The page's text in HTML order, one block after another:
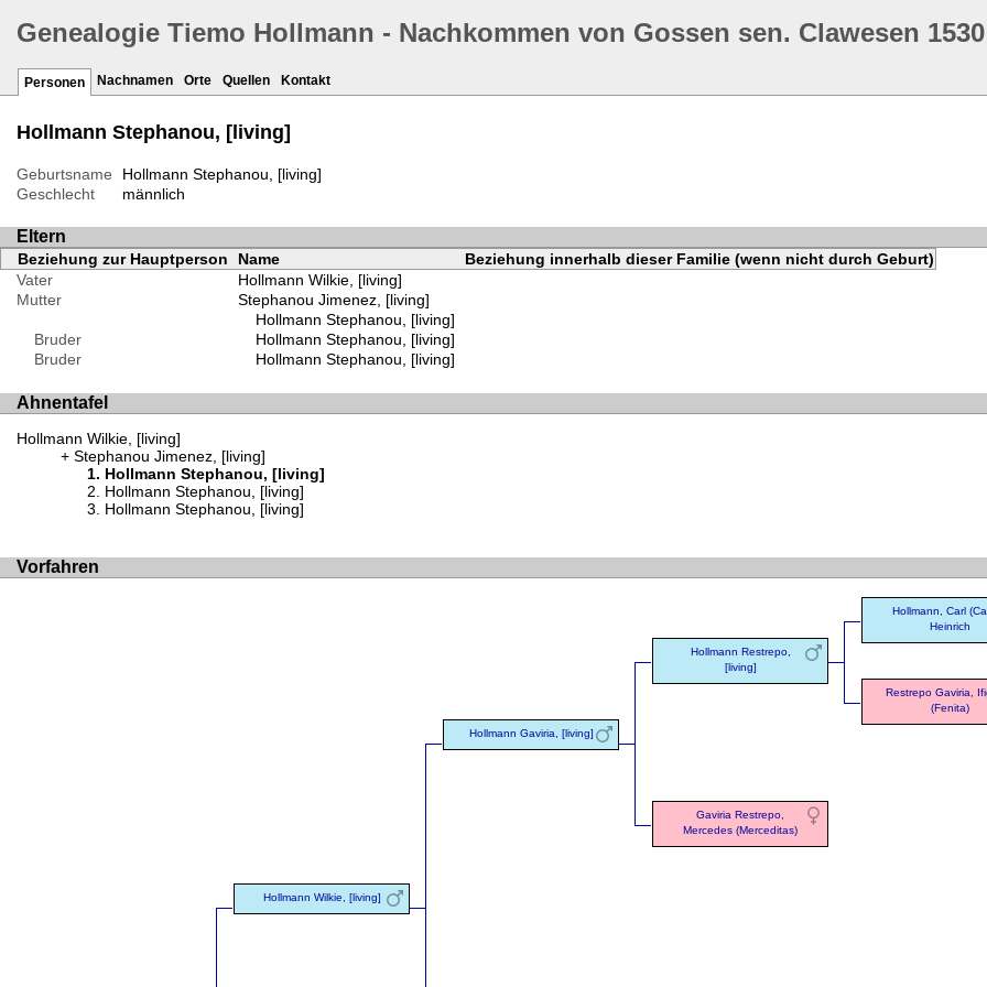
Genealogie Tiemo Hollmann - Nachkommen von Gossen sen. Clawesen 1530
Personen Nachnamen Orte Quellen Kontakt
Hollmann Stephanou, [living]
Geburtsname
Hollmann Stephanou, [living]
Geschlecht
männlich
Eltern
Beziehung zur Hauptperson Name
Beziehung innerhalb dieser Familie (wenn nicht durch Geburt)
Vater
Hollmann Wilkie, [living]
Mutter
Stephanou Jimenez, [living]
Hollmann Stephanou, [living]
Bruder
Hollmann Stephanou, [living]
Bruder
Hollmann Stephanou, [living]
Ahnentafel
Hollmann Wilkie, [living]
Stephanou Jimenez, [living]
Hollmann Stephanou, [living]
Hollmann Stephanou, [living]
Hollmann Stephanou, [living]
Vorfahren
Hollmann Wilkie, [living]
Hollmann Gaviria, [living]
Hollmann Restrepo,
[living]
Hollmann, Carl
Heinrich
Restrepo Gaviria,
(Fenita)
Gaviria Restrepo,
Mercedes (Merceditas)